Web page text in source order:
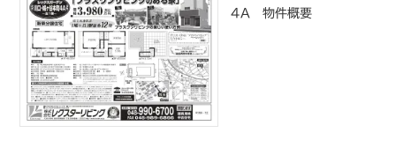
4A 物件概要